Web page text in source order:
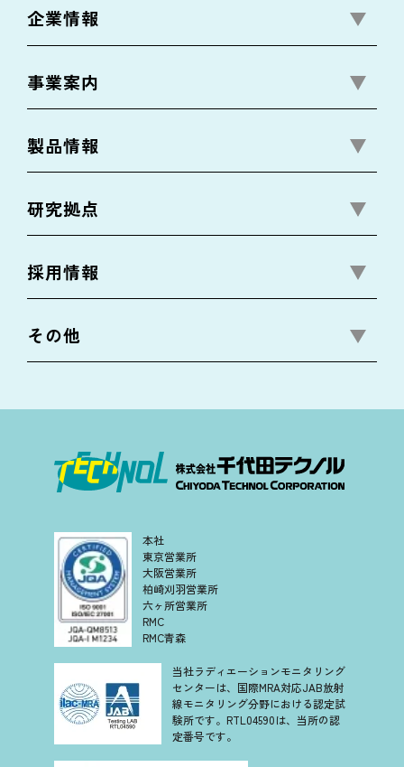
企業情報
事業案内
製品情報
研究拠点
採用情報
その他
本社
東京営業所
大阪営業所
柏崎刈羽営業所
六ヶ所営業所
RMC
RMC青森
当社ラディエーションモニタリング
センターは、国際MRA対応JAB放射
線モニタリング分野における認定試
験所です。RTL04590は、当所の認
定番号です。